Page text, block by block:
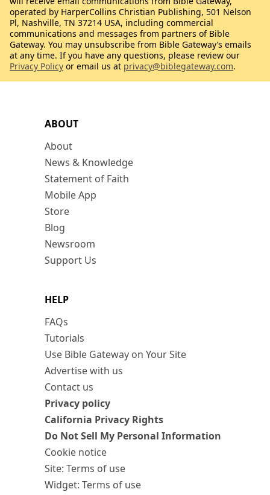
ABOUT
About
News & Knowledge
Statement of Faith
Mobile App
Store
Blog
Newsroom
Support Us
HELP
FAQs
Tutorials
Use Bible Gateway on Your Site
Advertise with us
Contact us
Privacy policy
California Privacy Rights
Do Not Sell My Personal Information
Cookie notice
Site: Terms of use
Widget: Terms of use
operated by HarperCollins Christian Publishing, 501 Nelson
Pl, Nashville, TN 37214 USA, including commercial
communications and messages from partners of Bible
Gateway. You may unsubscribe from Bible Gateway’s emails
at any time. If you have any questions, please review our
Privacy Policy or email us at privacy@biblegateway.com.